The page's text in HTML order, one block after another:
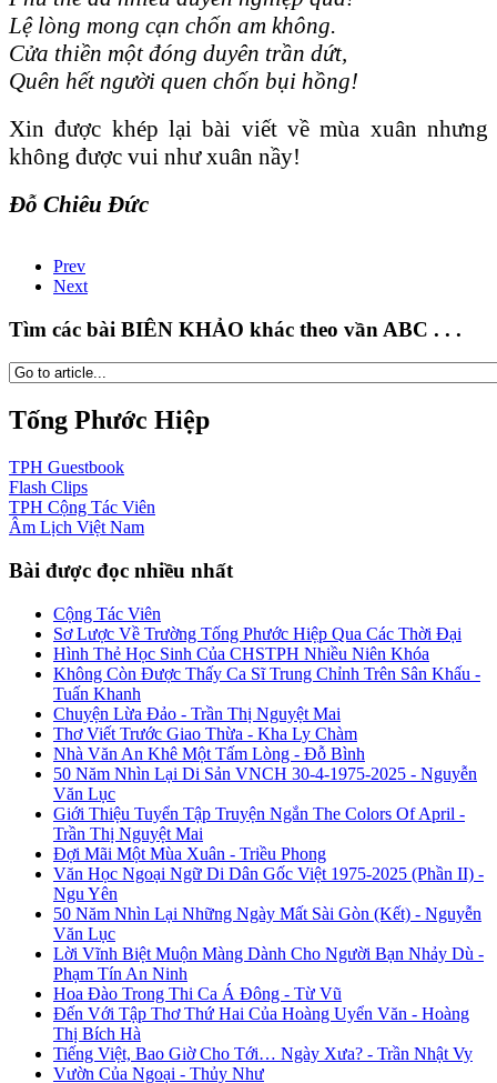
Lệ lòng mong cạn chốn am không.
Cửa thiền một đóng duyên trần dứt,
Quên hết người quen chốn bụi hồng!
Xin được khép lại bài viết về mùa xuân nhưng
không được vui như xuân nầy!
Đỗ Chiêu Đức
Prev
Next
Tìm các bài BIÊN KHẢO khác theo vần ABC . . .
Tống Phước Hiệp
TPH Guestbook
Flash Clips
TPH Cộng Tác Viên
Âm Lịch Việt Nam
Bài được đọc nhiều nhất
Cộng Tác Viên
Sơ Lược Về Trường Tống Phước Hiệp Qua Các Thời Đại
Hình Thẻ Học Sinh Của CHSTPH Nhiều Niên Khóa
Không Còn Được Thấy Ca Sĩ Trung Chỉnh Trên Sân Khấu -
Tuấn Khanh
Chuyện Lừa Đảo - Trần Thị Nguyệt Mai
Thơ Viết Trước Giao Thừa - Kha Ly Chàm
Nhà Văn An Khê Một Tấm Lòng - Đỗ Bình
50 Năm Nhìn Lại Di Sản VNCH 30-4-1975-2025 - Nguyễn
Văn Lục
Giới Thiệu Tuyển Tập Truyện Ngắn The Colors Of April -
Trần Thị Nguyệt Mai
Đợi Mãi Một Mùa Xuân - Triều Phong
Văn Học Ngoại Ngữ Di Dân Gốc Việt 1975-2025 (Phần II) -
Ngu Yên
50 Năm Nhìn Lại Những Ngày Mất Sài Gòn (Kết) - Nguyễn
Văn Lục
Lời Vĩnh Biệt Muộn Màng Dành Cho Người Bạn Nhảy Dù -
Phạm Tín An Ninh
Hoa Đào Trong Thi Ca Á Đông - Từ Vũ
Đến Với Tập Thơ Thứ Hai Của Hoàng Uyển Văn - Hoàng
Thị Bích Hà
Tiếng Việt, Bao Giờ Cho Tới… Ngày Xưa? - Trần Nhật Vy
Vườn Của Ngoại - Thủy Như